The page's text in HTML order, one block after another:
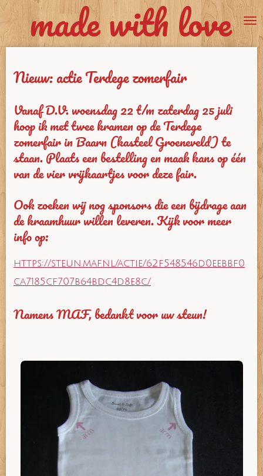
direct
naar
de
made with love
Nieuw: actie Terdege zomerfair
Vanaf D.V. woensdag 22 t/m zaterdag 25 juli
hoop ik met twee kramen op de Terdege
zomerfair in Baarn (kasteel Groeneveld) te
staan. Plaats een bestelling en maak kans op één
van de vier vrijkaartjes voor deze fair.
Ook zoeken wij nog sponsors die een bijdrage aan
de kraamhuur willen leveren. Kijk voor meer
info op:
https://steun.maf.nl/actie/62f548546d0eebbf0
ca7185cf707b64bdc4d8e8c/
Namens MAF, bedankt voor uw steun!